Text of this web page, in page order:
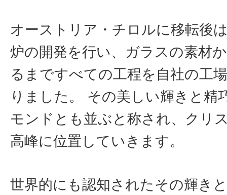
オーストリア・チロルに移転後
炉の開発を行い、ガラスの素材
るまですべての工程を自社の工
りました。 その美しい輝きと精
モンドとも並ぶと称され、クリ
高峰に位置していきます。
世界的にも認知されたその輝き